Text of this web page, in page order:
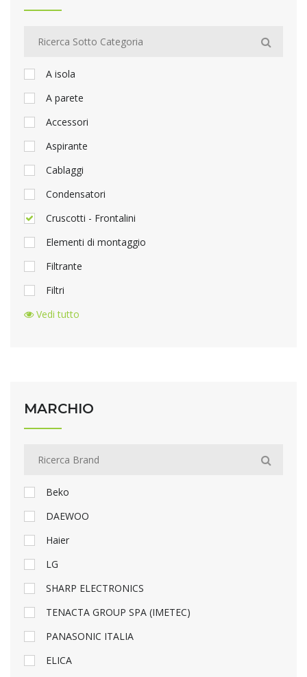
A isola
A parete
Accessori
Aspirante
Cablaggi
Condensatori
Cruscotti - Frontalini
Elementi di montaggio
Filtrante
Filtri
Vedi tutto
MARCHIO
Beko
DAEWOO
Haier
LG
SHARP ELECTRONICS
TENACTA GROUP SPA (IMETEC)
PANASONIC ITALIA
ELICA